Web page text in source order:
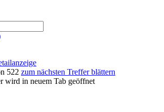
522 zum nächsten Treffer blättern
wird in neuem Tab geöffnet